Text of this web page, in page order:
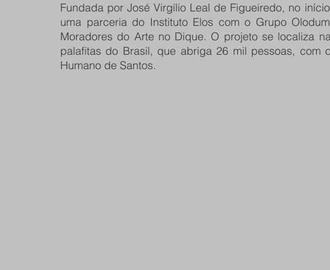
Fundada por José Virgílio Leal de Figueiredo, no
uma parceria do Instituto Elos com o Grupo
Moradores do Arte no Dique. O projeto se localiza
palafitas do Brasil, que abriga 26 mil pessoas, com
Humano de Santos.